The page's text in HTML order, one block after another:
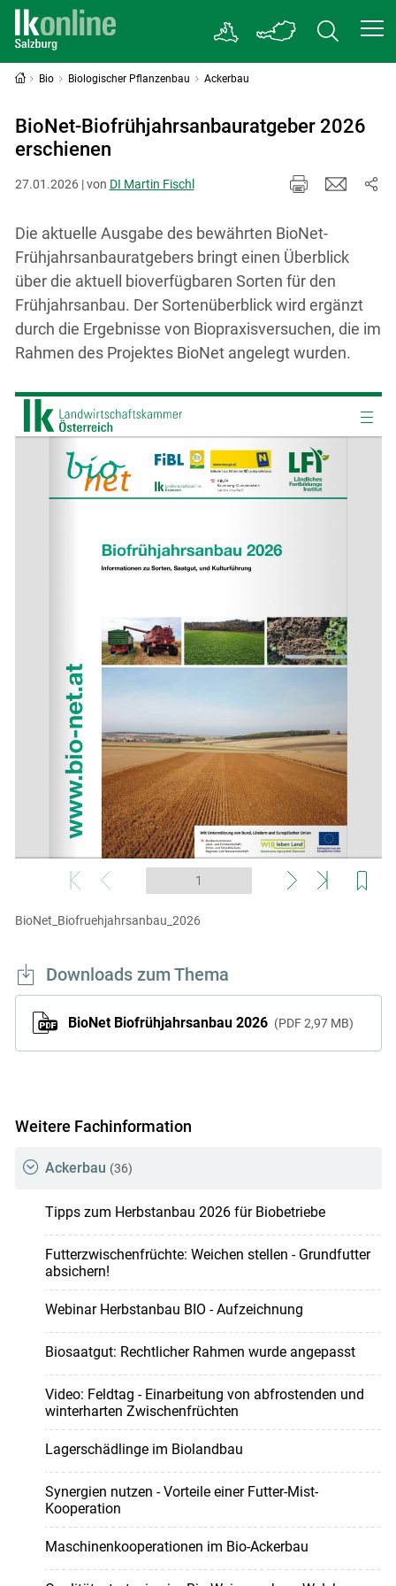
Skip to main content
Bio Biologischer Pflanzenbau Ackerbau
BioNet-Biofrühjahrsanbauratgeber 2026
erschienen
27.01.2026 | von DI Martin Fischl
Die aktuelle Ausgabe des bewährten BioNet-
Frühjahrsanbauratgebers bringt einen Überblick
über die aktuell bioverfügbaren Sorten für den
Frühjahrsanbau. Der Sortenüberblick wird ergänzt
durch die Ergebnisse von Biopraxisversuchen, die im
Rahmen des Projektes BioNet angelegt wurden.
BioNet_Biofruehjahrsanbau_2026
Downloads zum Thema
BioNet Biofrühjahrsanbau 2026 PDF 2,97 MB
Weitere Fachinformation
Ackerbau (36)
Tipps zum Herbstanbau 2026 für Biobetriebe
Futterzwischenfrüchte: Weichen stellen - Grundfutter
absichern!
Webinar Herbstanbau BIO - Aufzeichnung
Biosaatgut: Rechtlicher Rahmen wurde angepasst
Video: Feldtag - Einarbeitung von abfrostenden und
winterharten Zwischenfrüchten
Lagerschädlinge im Biolandbau
Synergien nutzen - Vorteile einer Futter-Mist-
Kooperation
Maschinenkooperationen im Bio-Ackerbau